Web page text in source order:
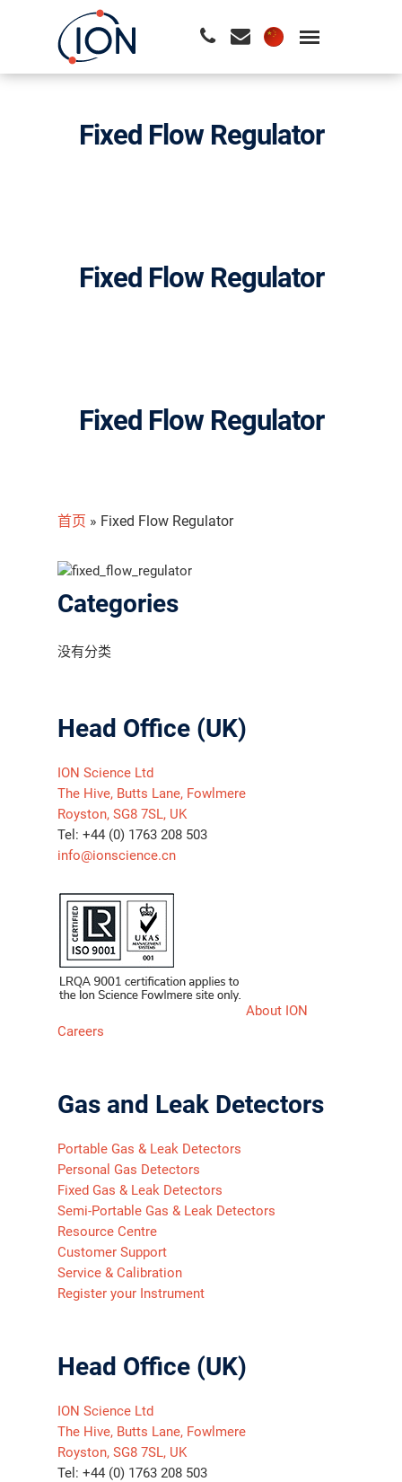
Fixed Flow Regulator
Fixed Flow Regulator
Fixed Flow Regulator
首页 » Fixed Flow Regulator
Categories
没有分类
Head Office (UK)
ION Science Ltd
The Hive, Butts Lane, Fowlmere
Royston, SG8 7SL, UK
Tel: +44 (0) 1763 208 503
info@ionscience.cn
About ION
Careers
Gas and Leak Detectors
Portable Gas & Leak Detectors
Personal Gas Detectors
Fixed Gas & Leak Detectors
Semi-Portable Gas & Leak Detectors
Resource Centre
Customer Support
Service & Calibration
Register your Instrument
Head Office (UK)
ION Science Ltd
The Hive, Butts Lane, Fowlmere
Royston, SG8 7SL, UK
Tel: +44 (0) 1763 208 503